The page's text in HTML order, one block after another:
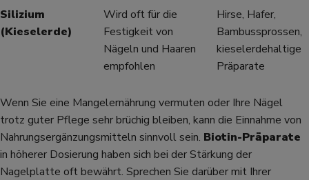
Silizium
(Kieselerde)
Wird oft für die
Festigkeit von
Nägeln und Haaren
empfohlen
Hirse, Hafer,
Bambussprossen,
kieselerdehaltige
Präparate
Wenn Sie eine Mangelernährung vermuten oder Ihre Nägel
trotz guter Pflege sehr brüchig bleiben, kann die Einnahme von
Nahrungsergänzungsmitteln sinnvoll sein. Biotin-Präparate
in höherer Dosierung haben sich bei der Stärkung der
Nagelplatte oft bewährt. Sprechen Sie darüber mit Ihrer